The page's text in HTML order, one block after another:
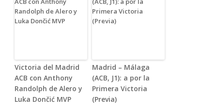
Victoria del Madrid
ACB con Anthony
Randolph de Alero y
Luka Dončić MVP
Madrid – Málaga
(ACB, J1): a por la
Primera Victoria
(Previa)